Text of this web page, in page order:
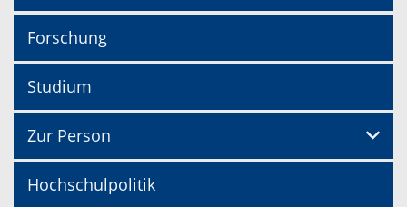
Forschung
Studium
Zur Person
Hochschulpolitik